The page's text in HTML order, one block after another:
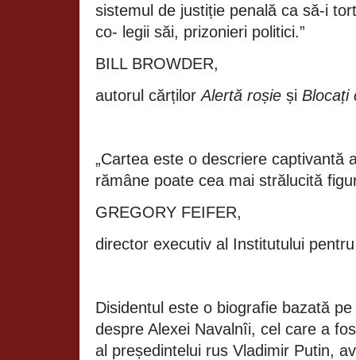
sistemul de justiție penală ca să-i
co- legii săi, prizonieri politici.”
BILL BROWDER,
autorul cărțilorAlertă roșie și Blocați
„Cartea este o descriere captivantă
rămâne poate cea mai strălucită
GREGORY FEIFER,
director executiv al Institutului
Disidentul este o biografie bazată
despre Alexei Navalnîi, cel care a
al președintelui rus Vladimir Putin,